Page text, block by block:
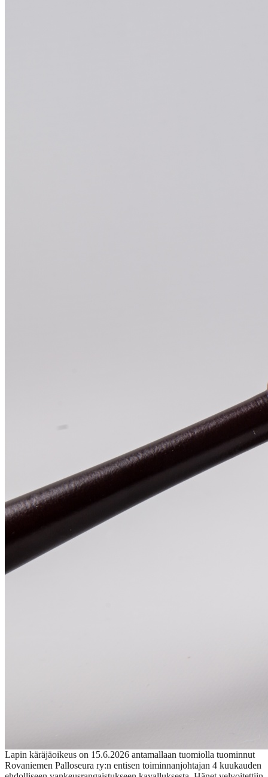
Lapin käräjäoikeus on 15.6.2026 antamallaan tuomiolla tuominnut
Rovaniemen Palloseura ry:n entisen toiminnanjohtajan 4 kuukauden